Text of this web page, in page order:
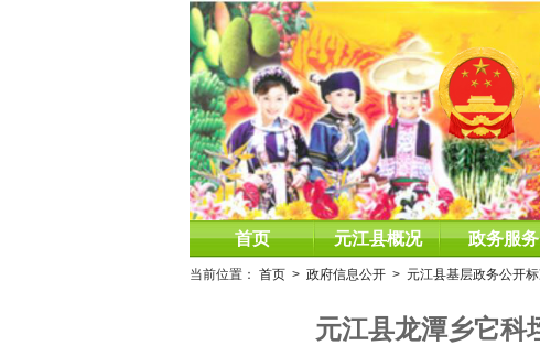
首页 元江县概况 政务服务
当前位置： 首页 > 政府信息公开 > 元江县基层政务公开
元江县龙潭乡它科